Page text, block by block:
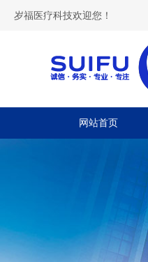
岁福医疗科技欢迎您！
网站首页